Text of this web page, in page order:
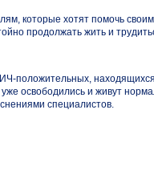
которые хотят помочь
продолжать жить и
положительных,
освободились и живут
специалистов.